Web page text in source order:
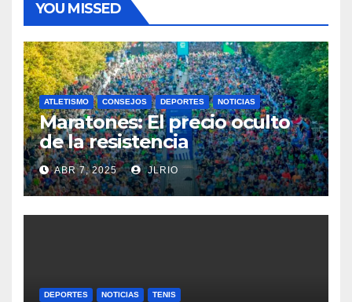
YOU MISSED
ATLETISMO CONSEJOS DEPORTES NOTICIAS
Maratones: El precio oculto
de la resistencia
ABR 7, 2025 JLRIO
DEPORTES NOTICIAS TENIS